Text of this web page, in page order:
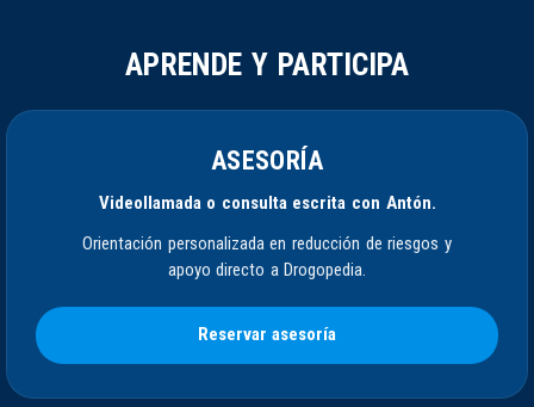
APRENDE Y PARTICIPA
ASESORÍA
Videollamada o consulta escrita con Antón.
Orientación personalizada en reducción de riesgos y
apoyo directo a Drogopedia.
Reservar asesoría